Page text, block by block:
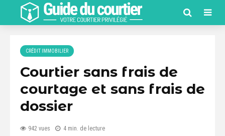
CRÉDIT IMMOBILIER
Courtier sans frais de
courtage et sans frais de
dossier
942 vues 4 min. de lecture